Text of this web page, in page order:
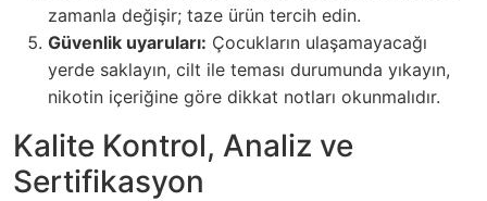
zamanla değişir; taze ürün tercih edin.
Güvenlik uyaruları: Çocukların ulaşamayacağı
yerde saklayın, cilt ile teması durumunda yıkayın,
nikotin içeriğine göre dikkat notları okunmalıdır.
Kalite Kontrol, Analiz ve
Sertifikasyon